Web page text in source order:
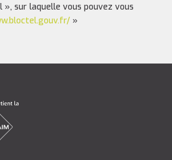
sur laquelle vous pouvez vous
»